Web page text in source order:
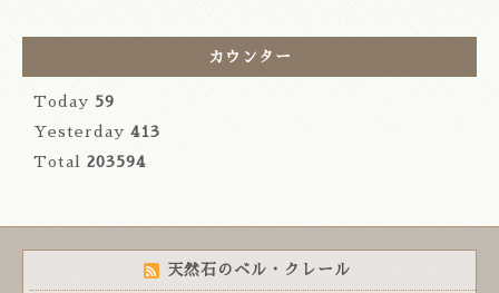
カウンター
Today 59
Yesterday 413
Total 203594
天然石のベル・クレール